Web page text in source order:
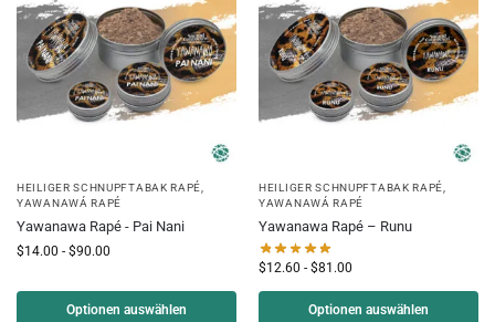
HEILIGER SCHNUPFTABAK RAPÉ
YAWANAWÁ RAPÉ
Yawanawa Rapé - Pai Nani
$14.00 - $90.00
Optionen auswählen
HEILIGER SCHNUPFTABAK RAPÉ
YAWANAWÁ RAPÉ
Yawanawa Rapé – Runu
$12.60 - $81.00
Optionen auswählen